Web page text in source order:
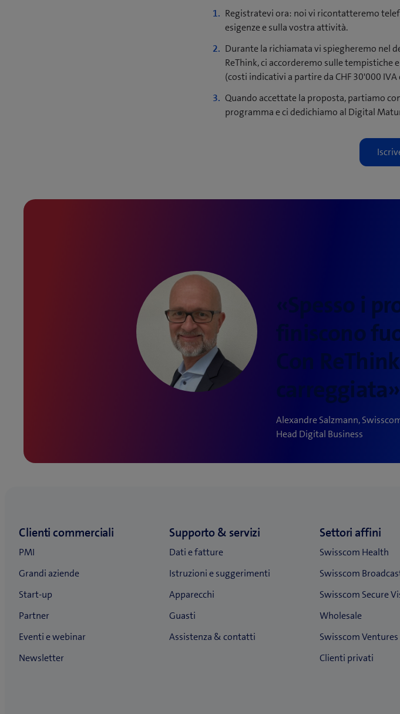
Registratevi ora: noi vi ricontatteremo
esigenze e sulla vostra attività.
Durante la richiamata vi spiegheremo nel
ReThink, ci accorderemo sulle
(costi indicativi a partire da CHF 30'000 IVA
Quando accettate la proposta, partiamo
programma e ci dedichiamo al Digital
«Spesso i
finiscono
Con
Alexandre Salzmann,
Head Digital Business